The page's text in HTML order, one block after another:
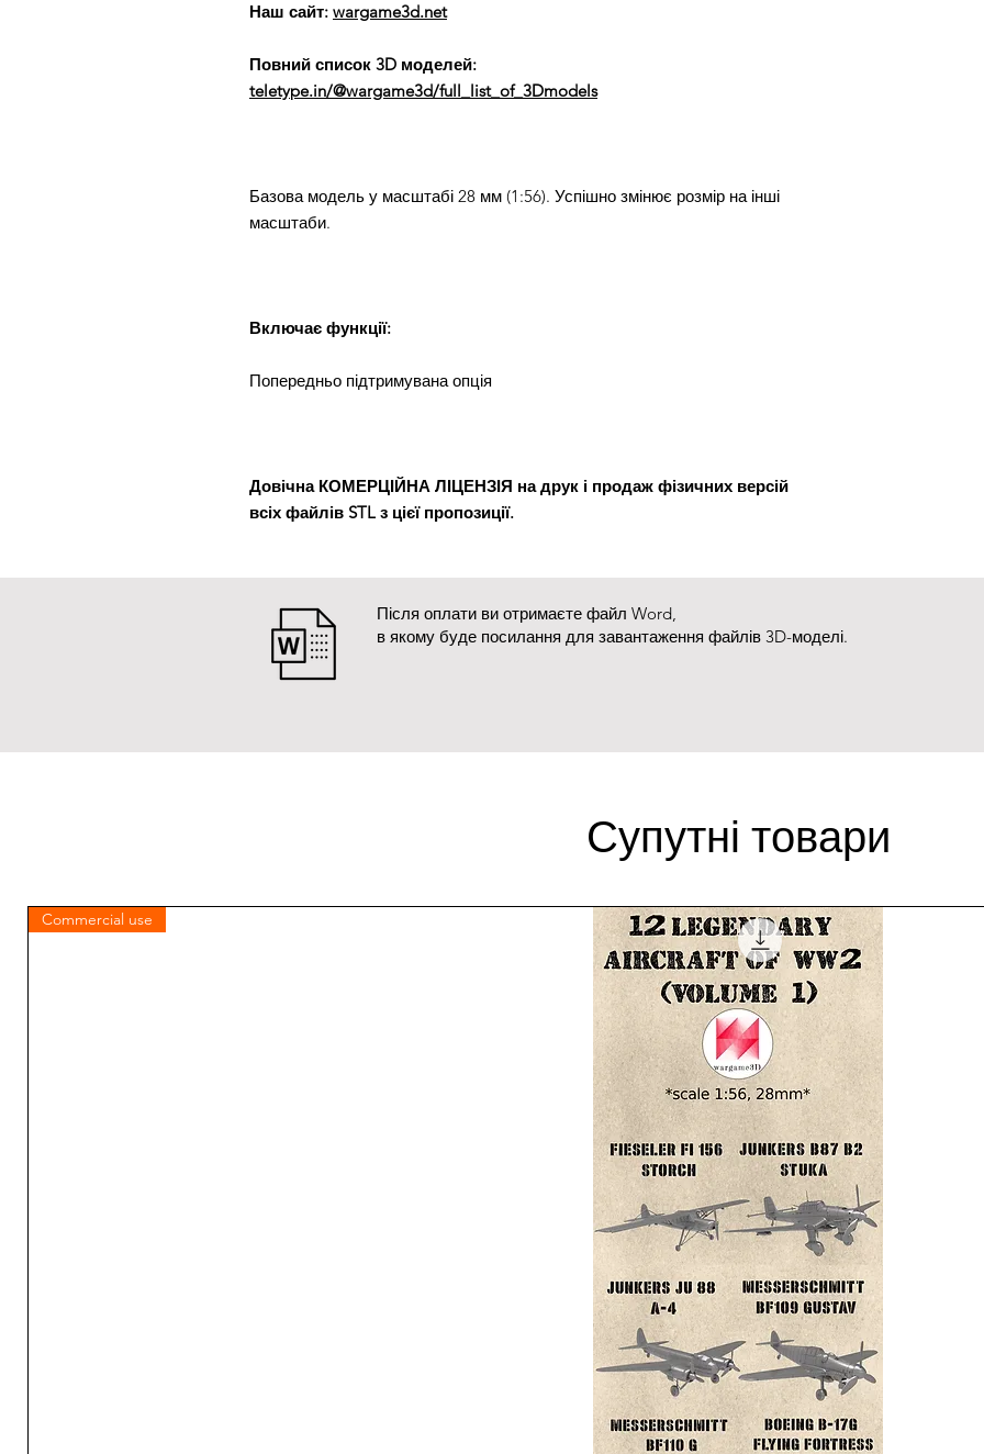
Наш сайт: wargame3d.net
Повний список 3D моделей:
teletype.in/@wargame3d/full_list_of_3Dmodels
Базова модель у масштабі 28 мм (1:56). Успішно змінює розмір на інші
масштаби.
Включає функції:
Попередньо підтримувана опція
Довічна КОМЕРЦІЙНА ЛІЦЕНЗІЯ на друк і продаж фізичних версій
всіх файлів STL з цієї пропозиції.
Після оплати ви отримаєте файл Word,
в якому буде посилання для завантаження файлів 3D-моделі.
Супутні товари
Commercial use